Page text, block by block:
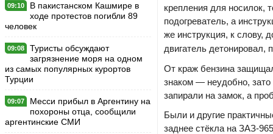
09:10
В пакистанском Кашмире в
ходе протестов погибли 89
человек
09:08
Туристы обсуждают
загрязнение моря на одном
из самых популярных курортов
Турции
09:07
Месси прибыл в Аргентину на
похороны отца, сообщили
аргентинские СМИ
крепления для носилок,
подогреватель, а
же инструкция, к слову,
двигатель детонировал,
От краж бензина
знаком — неудобно, зато
запирали на замок, а
Были и другие
заднее стёкла на ЗАЗ-